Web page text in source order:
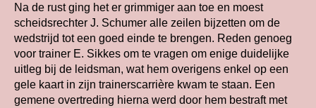
Na de rust ging het er grimmiger aan toe en moest
scheidsrechter J. Schumer alle zeilen bijzetten om de
wedstrijd tot een goed einde te brengen. Reden genoeg
voor trainer E. Sikkes om te vragen om enige duidelijke
uitleg bij de leidsman, wat hem overigens enkel op een
gele kaart in zijn trainerscarrière kwam te staan. Een
gemene overtreding hierna werd door hem bestraft met